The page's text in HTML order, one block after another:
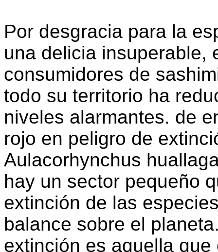
Por desgracia para la
una delicia insuperable,
consumidores de
todo su territorio ha
niveles alarmantes. de
rojo en peligro de
Aulacorhynchus
hay un sector pequeño
extinción de las
balance sobre el
extinción es aquella